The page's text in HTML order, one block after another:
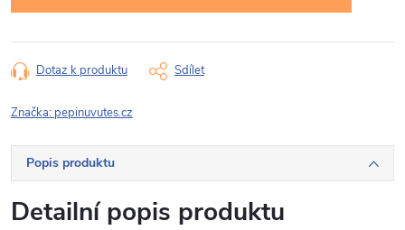
Dotaz k produktu Sdílet
Značka: pepinuvutes.cz
Popis produktu
Detailní popis produktu